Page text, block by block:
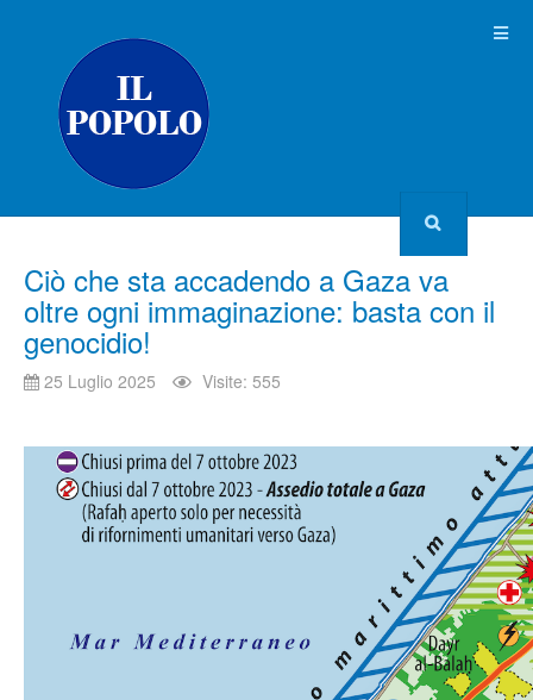
Ciò che sta accadendo a Gaza va
oltre ogni immaginazione: basta con il
genocidio!
25 Luglio 2025 Visite: 555